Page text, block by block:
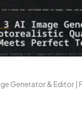
Generator & Editor |